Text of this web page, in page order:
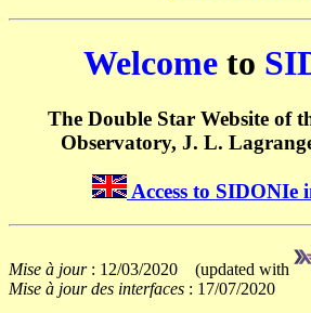
Welcome to
The Double Star Website of
Observatory, J. L.
Access to SIDONIe
Mise à jour: 12/03/2020 (updated with
Mise à jour des interfaces : 17/07/2020